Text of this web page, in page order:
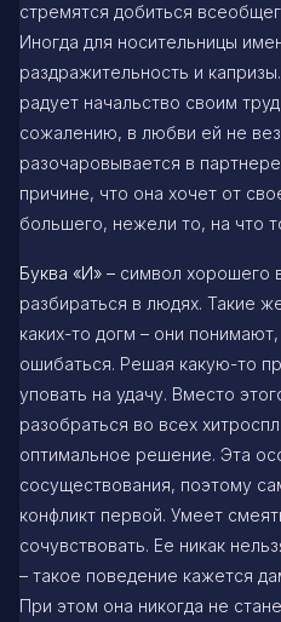
стремятся добиться
Иногда для носительницы
раздражительность и
радует начальство своим
сожалению, в любви ей не
разочаровывается в
причине, что она хочет от
большего, нежели то, на что
Буква «И» – символ хорошего
разбираться в людях. Такие
каких-то догм – они
ошибаться. Решая какую-то
уповать на удачу. Вместо
разобраться во всех
оптимальное решение. Эта
сосуществования, поэтому
конфликт первой. Умеет
сочувствовать. Ее никак
– такое поведение кажется
При этом она никогда не